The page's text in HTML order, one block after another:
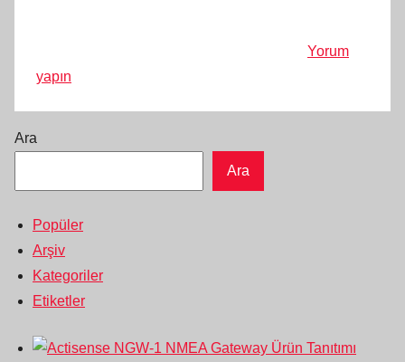
Yorum
yapın
Ara
Ara
Popüler
Arşiv
Kategoriler
Etiketler